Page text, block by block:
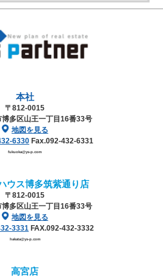
本社
〒812-0015
多区山王一丁目16番33号
地図を見る
6330Fax.092-432-6331
fukuoka@ys-p.com
ウス博多筑紫通り店
〒812-0015
多区山王一丁目16番33号
地図を見る
3331FAX.092-432-3332
hakata@ys-p.com
高宮店